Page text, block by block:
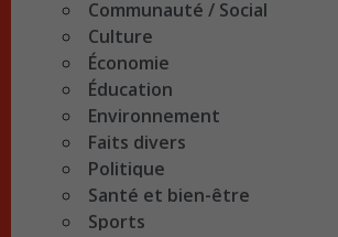
Communauté / Social
Culture
Économie
Éducation
Environnement
Faits divers
Politique
Santé et bien-être
Sports